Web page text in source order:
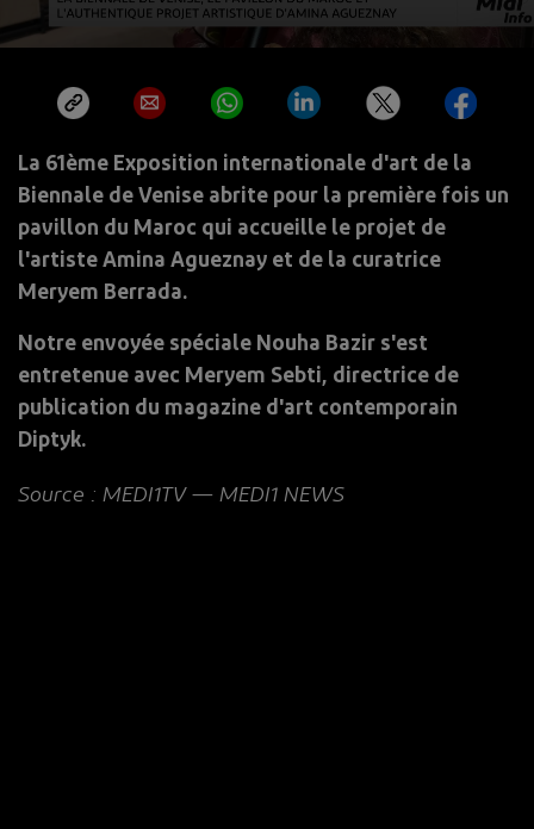
La 61ème Exposition internationale d'art de la
Biennale de Venise abrite pour la première fois un
pavillon du Maroc qui accueille le projet de
l'artiste Amina Agueznay et de la curatrice
Meryem Berrada.
Notre envoyée spéciale Nouha Bazir s'est
entretenue avec Meryem Sebti, directrice de
publication du magazine d'art contemporain
Diptyk.
Source : MEDI1TV — MEDI1 NEWS